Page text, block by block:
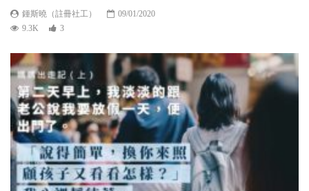
鍾斯曉（註冊社工）
09/01/2020
9.3K
3